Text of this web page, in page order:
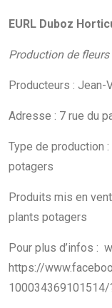
EURL Duboz
Production de
Producteurs : Jean-
Adresse : 7 rue du
Type de production
potagers
Produits mis en
plants potagers
Pour plus d’infos :
https://
100034369101514/